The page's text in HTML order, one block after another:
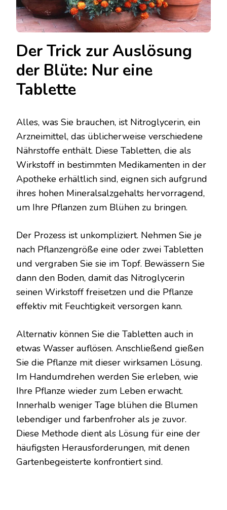
Der Trick zur Auslösung
der Blüte: Nur eine
Tablette
Alles, was Sie brauchen, ist Nitroglycerin, ein
Arzneimittel, das üblicherweise verschiedene
Nährstoffe enthält. Diese Tabletten, die als
Wirkstoff in bestimmten Medikamenten in der
Apotheke erhältlich sind, eignen sich aufgrund
ihres hohen Mineralsalzgehalts hervorragend,
um Ihre Pflanzen zum Blühen zu bringen.
Der Prozess ist unkompliziert. Nehmen Sie je
nach Pflanzengröße eine oder zwei Tabletten
und vergraben Sie sie im Topf. Bewässern Sie
dann den Boden, damit das Nitroglycerin
seinen Wirkstoff freisetzen und die Pflanze
effektiv mit Feuchtigkeit versorgen kann.
Alternativ können Sie die Tabletten auch in
etwas Wasser auflösen. Anschließend gießen
Sie die Pflanze mit dieser wirksamen Lösung.
Im Handumdrehen werden Sie erleben, wie
Ihre Pflanze wieder zum Leben erwacht.
Innerhalb weniger Tage blühen die Blumen
lebendiger und farbenfroher als je zuvor.
Diese Methode dient als Lösung für eine der
häufigsten Herausforderungen, mit denen
Gartenbegeisterte konfrontiert sind.